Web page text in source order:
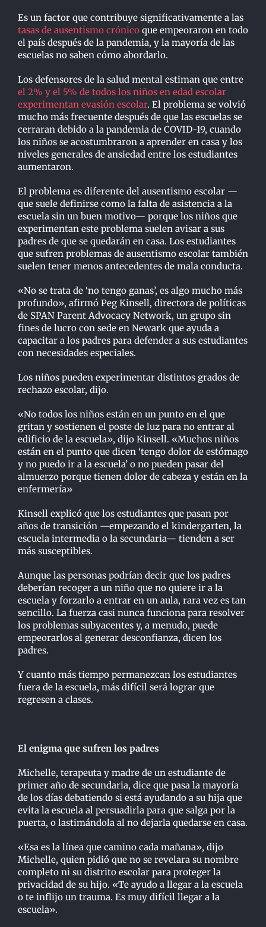
Es un factor que contribuye significativamente a las
tasas de ausentismo crónico que empeoraron en todo
el país después de la pandemia, y la mayoría de las
escuelas no saben cómo abordarlo.
Los defensores de la salud mental estiman que entre
el 2% y el 5% de todos los niños en edad escolar
experimentan evasión escolar. El problema se volvió
mucho más frecuente después de que las escuelas se
cerraran debido a la pandemia de COVID-19, cuando
los niños se acostumbraron a aprender en casa y los
niveles generales de ansiedad entre los estudiantes
aumentaron.
El problema es diferente del ausentismo escolar —
que suele definirse como la falta de asistencia a la
escuela sin un buen motivo— porque los niños que
experimentan este problema suelen avisar a sus
padres de que se quedarán en casa. Los estudiantes
que sufren problemas de ausentismo escolar también
suelen tener menos antecedentes de mala conducta.
«No se trata de ‘no tengo ganas’, es algo mucho más
profundo», afirmó Peg Kinsell, directora de políticas
de SPAN Parent Advocacy Network, un grupo sin
fines de lucro con sede en Newark que ayuda a
capacitar a los padres para defender a sus estudiantes
con necesidades especiales.
Los niños pueden experimentar distintos grados de
rechazo escolar, dijo.
«No todos los niños están en un punto en el que
gritan y sostienen el poste de luz para no entrar al
edificio de la escuela», dijo Kinsell. «Muchos niños
están en el punto que dicen ‘tengo dolor de estómago
y no puedo ir a la escuela’ o no pueden pasar del
almuerzo porque tienen dolor de cabeza y están en la
enfermería»
Kinsell explicó que los estudiantes que pasan por
años de transición —empezando el kindergarten, la
escuela intermedia o la secundaria— tienden a ser
más susceptibles.
Aunque las personas podrían decir que los padres
deberían recoger a un niño que no quiere ir a la
escuela y forzarlo a entrar en un aula, rara vez es tan
sencillo. La fuerza casi nunca funciona para resolver
los problemas subyacentes y, a menudo, puede
empeorarlos al generar desconfianza, dicen los
padres.
Y cuanto más tiempo permanezcan los estudiantes
fuera de la escuela, más difícil será lograr que
regresen a clases.
El enigma que sufren los padres
Michelle, terapeuta y madre de un estudiante de
primer año de secundaria, dice que pasa la mayoría
de los días debatiendo si está ayudando a su hija que
evita la escuela al persuadirla para que salga por la
puerta, o lastimándola al no dejarla quedarse en casa.
«Esa es la línea que camino cada mañana», dijo
Michelle, quien pidió que no se revelara su nombre
completo ni su distrito escolar para proteger la
privacidad de su hijo. «Te ayudo a llegar a la escuela
o te inflijo un trauma. Es muy difícil llegar a la
escuela».